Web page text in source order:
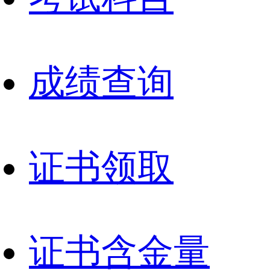
成绩查询
证书领取
证书含金量